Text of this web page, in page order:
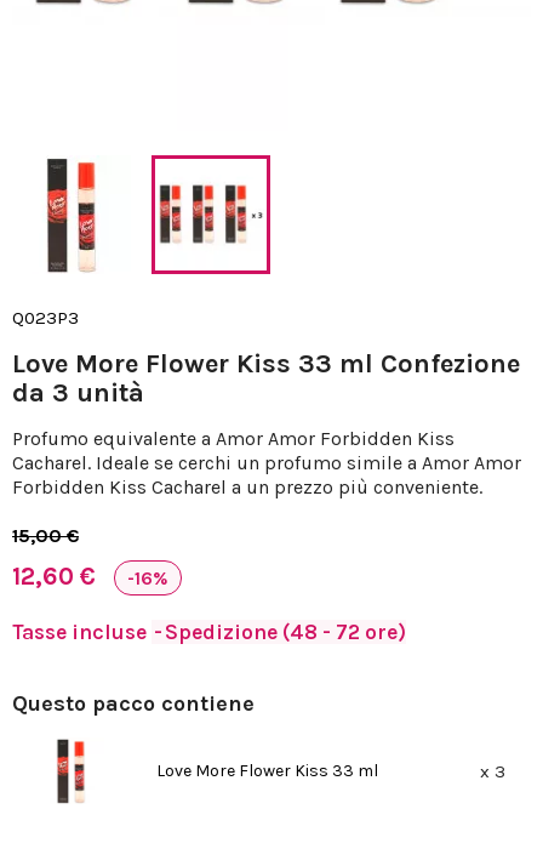
Q023P3
Love More Flower Kiss 33 ml Confezione
da 3 unità
Profumo equivalente a Amor Amor Forbidden Kiss
Cacharel. Ideale se cerchi un profumo simile a Amor Amor
Forbidden Kiss Cacharel a un prezzo più conveniente.
15,00 €
12,60 € -16%
Tasse incluse Spedizione (48 - 72 ore)
Questo pacco contiene
Love More Flower Kiss 33 ml x 3